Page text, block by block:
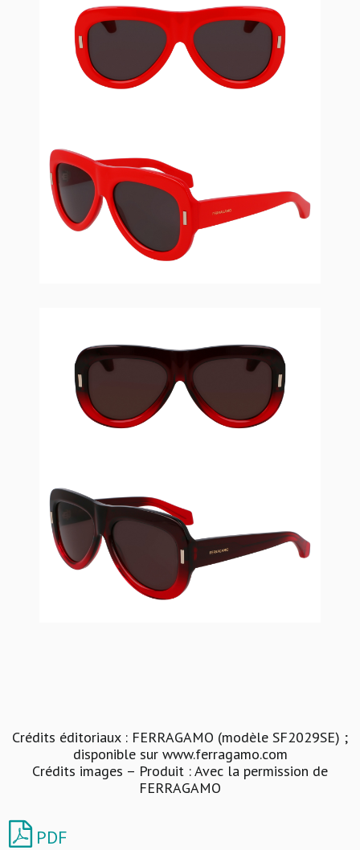
Crédits éditoriaux : FERRAGAMO (modèle SF2029SE) ;
disponible sur www.ferragamo.com
Crédits images – Produit : Avec la permission de
FERRAGAMO
PDF